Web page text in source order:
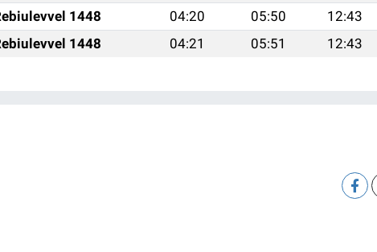
1448 04:20 05:50 12:43
1448 04:21 05:51 12:43